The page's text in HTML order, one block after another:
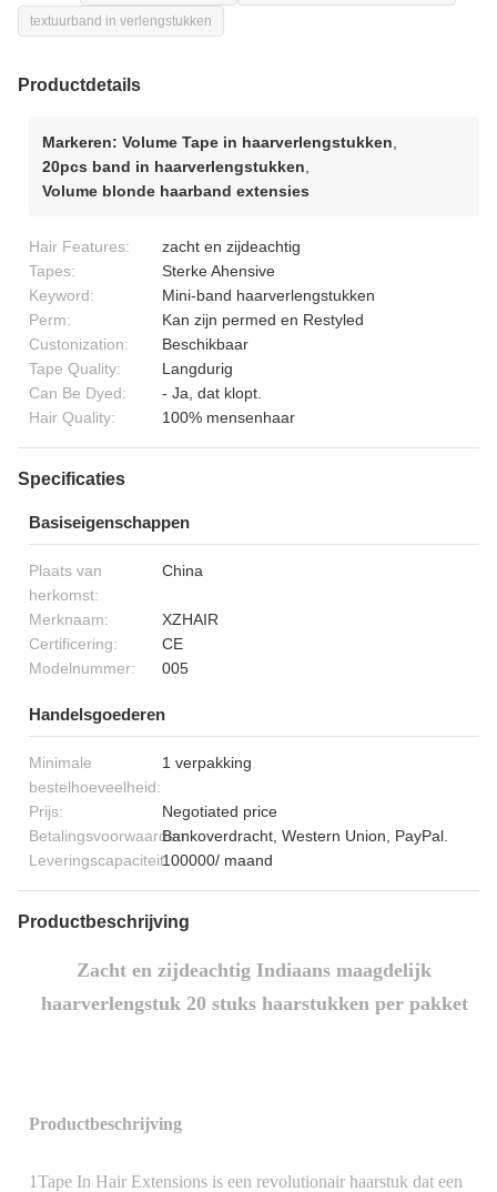
textuurband in verlengstukken
Productdetails
Markeren: Volume Tape in haarverlengstukken
20pcs band in haarverlengstukken
Volume blonde haarband extensies
Hair Features:
zacht en zijdeachtig
Tapes:
Sterke Ahensive
Keyword:
Mini-band haarverlengstukken
Perm:
Kan zijn permed en Restyled
Custonization:
Beschikbaar
Tape Quality:
Langdurig
Can Be Dyed:
- Ja, dat klopt.
Hair Quality:
100% mensenhaar
Specificaties
Basiseigenschappen
Plaats van
herkomst:
China
Merknaam:
XZHAIR
Certificering:
CE
Modelnummer:
005
Handelsgoederen
Minimale
bestelhoeveelheid:
1 verpakking
Prijs:
Negotiated price
Betalingsvoorwaarden:Bankoverdracht, Western Union, PayPal.
Leveringscapaciteit:100000/ maand
Productbeschrijving
Zacht en zijdeachtig Indiaans maagdelijk
haarverlengstuk 20 stuks haarstukken per pakket
Productbeschrijving
1Tape In Hair Extensions is een revolutionair haarstuk dat een